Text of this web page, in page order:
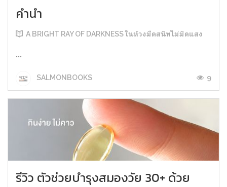
คำนำ
A BRIGHT RAY OF DARKNESS ในห้วงมืดสนิทไม่มิดแสง
...
SALMONBOOKS 9
รีวิว ตัวช่วยบำรุงสมองวัย 30+ ด้วย